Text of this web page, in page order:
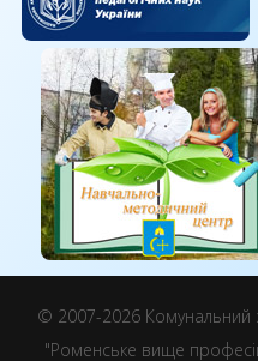
© 2007-2026 Комунальний
"Роменське вище